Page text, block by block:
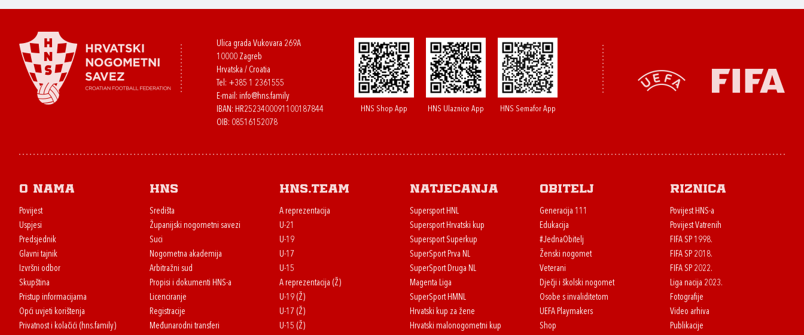
Ulica grada Vukovara 269A
10000 Zagreb
Hrvatska / Croatia
Tel: +385 1 2361555
E-mail: info@hns.family
IBAN: HR2523400091100187844
OIB: 08516152078
HNS Shop App HNS Ulaznice App HNS Semafor App
O nama
Povijest
Uspjesi
Predsjednik
Glavni tajnik
Izvršni odbor
Skupština
Pristup informacijama
Opći uvjeti korištenja
Privatnost i kolačići (hns.family)
HNS
Središta
Županijski nogometni savezi
Suci
Nogometna akademija
Arbitražni sud
Propisi i dokumenti HNS-a
Licenciranje
Registracije
Međunarodni transferi
HNS.team
A reprezentacija
U-21
U-19
U-17
U-15
A reprezentacija (Ž)
U-19 (Ž)
U-17 (Ž)
U-15 (Ž)
Natjecanja
Supersport HNL
Supersport Hrvatski kup
Supersport Superkup
SuperSport Prva NL
SuperSport Druga NL
Magenta Liga
SuperSport HMNL
Hrvatski kup za žene
Hrvatski malonogometni kup
Obitelj
Generacija 111
Edukacija
#JednaObitelj
Ženski nogomet
Veterani
Dječji i školski nogomet
Osobe s invaliditetom
UEFA Playmakers
Shop
Riznica
Povijest HNS-a
Povijest Vatrenih
FIFA SP 1998.
FIFA SP 2018.
FIFA SP 2022.
Liga nacija 2023.
Fotografije
Video arhiva
Publikacije